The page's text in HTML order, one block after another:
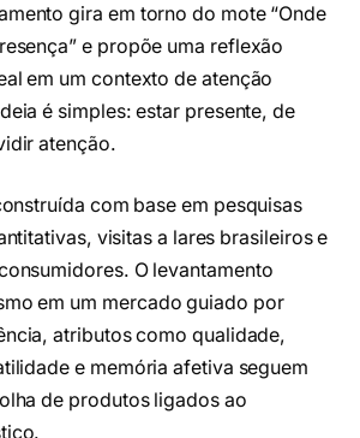
gira em torno do mote “Onde
e propõe uma reflexão
em um contexto de atenção
é simples: estar presente, de
atenção.
com base em pesquisas
visitas a lares brasileiros e
O levantamento
em um mercado guiado por
atributos como qualidade,
e memória afetiva seguem
de produtos ligados ao